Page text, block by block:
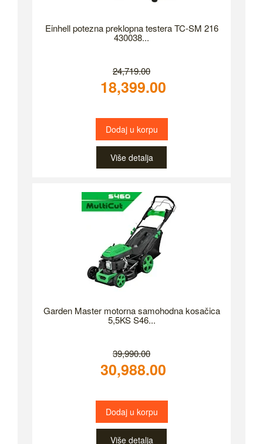
Einhell potezna preklopna testera TC-SM 216
430038...
24,719.00
18,399.00
Dodaj u korpu
Više detalja
Garden Master motorna samohodna kosačica
5,5KS S46...
39,990.00
30,988.00
Dodaj u korpu
Više detalja